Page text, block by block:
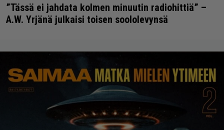
”Tässä ei jahdata kolmen minuutin radiohittiä” –
A.W. Yrjänä julkaisi toisen soololevynsä